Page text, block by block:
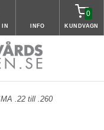
IN INFO
0
KUNDVAGN
.22 till .260